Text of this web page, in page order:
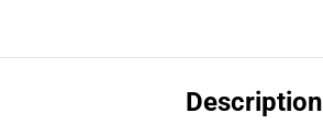
Description